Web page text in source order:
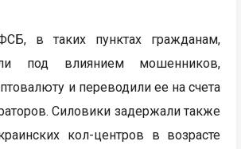
в таких пунктах гражданам,
под влиянием мошенников,
и переводили ее на счета
Силовики задержали также
кол-центров в возрасте